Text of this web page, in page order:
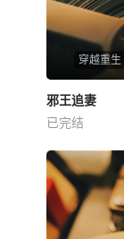
穿越重生
邪王追妻
未知
邪王追妻
已完结